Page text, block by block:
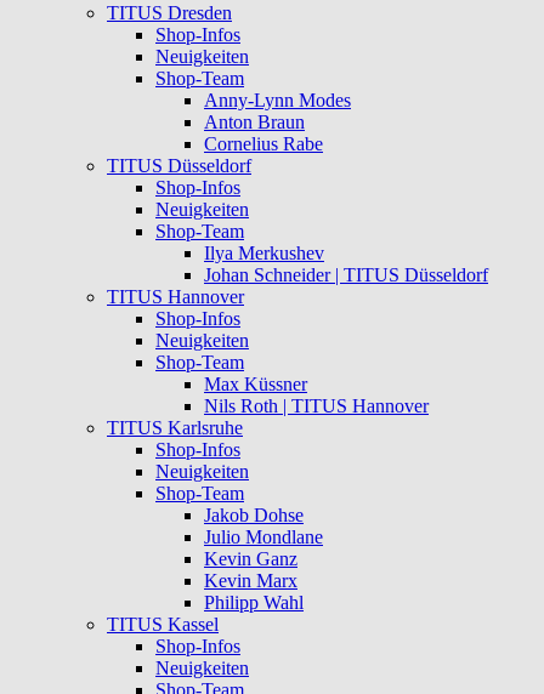
TITUS Dresden
Shop-Infos
Neuigkeiten
Shop-Team
Anny-Lynn Modes
Anton Braun
Cornelius Rabe
TITUS Düsseldorf
Shop-Infos
Neuigkeiten
Shop-Team
Ilya Merkushev
Johan Schneider | TITUS Düsseldorf
TITUS Hannover
Shop-Infos
Neuigkeiten
Shop-Team
Max Küssner
Nils Roth | TITUS Hannover
TITUS Karlsruhe
Shop-Infos
Neuigkeiten
Shop-Team
Jakob Dohse
Julio Mondlane
Kevin Ganz
Kevin Marx
Philipp Wahl
TITUS Kassel
Shop-Infos
Neuigkeiten
Shop-Team